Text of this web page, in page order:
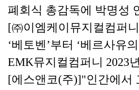
폐회식 총감독에 박명성
[㈜이엠케이뮤지컬컴퍼
‘베토벤’부터 ‘베르사유
EMK뮤지컬컴퍼니 2023
[에스앤코(주)]"인간에서